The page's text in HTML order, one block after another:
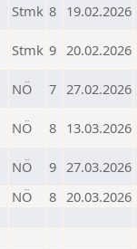
Stmk 8 19.02.2026
Stmk 9 20.02.2026
NÖ 7 27.02.2026
NÖ 8 13.03.2026
NÖ 9 27.03.2026
NÖ 8 20.03.2026